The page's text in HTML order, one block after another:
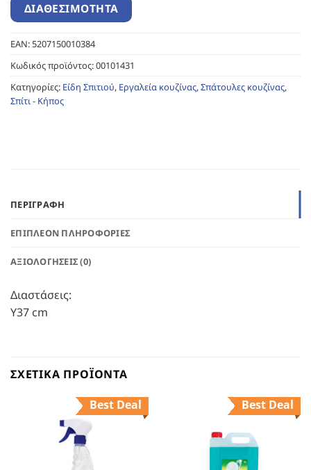
EAN:5207150010384
Κωδικός προϊόντος:00101431
Κατηγορίες: Είδη Σπιτιού, Εργαλεία κουζίνας,Σπάτουλες κουζίνας,
Σπίτι - Κήπος
ΠΕΡΙΓΡΑΦΉ
ΕΠΙΠΛΈΟΝ ΠΛΗΡΟΦΟΡΊΕΣ
ΑΞΙΟΛΟΓΉΣΕΙΣ (0)
Διαστάσεις:
Υ37 cm
ΣΧΕΤΙΚΆ ΠΡΟΪΌΝΤΑ
Best Deal
Best Deal